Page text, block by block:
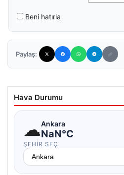
Beni hatırla
Paylaş:
Hava Durumu
☁Ankara
NaN°C
ŞEHIR SEÇ